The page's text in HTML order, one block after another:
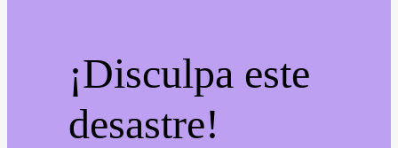
¡Disculpa este
desastre!